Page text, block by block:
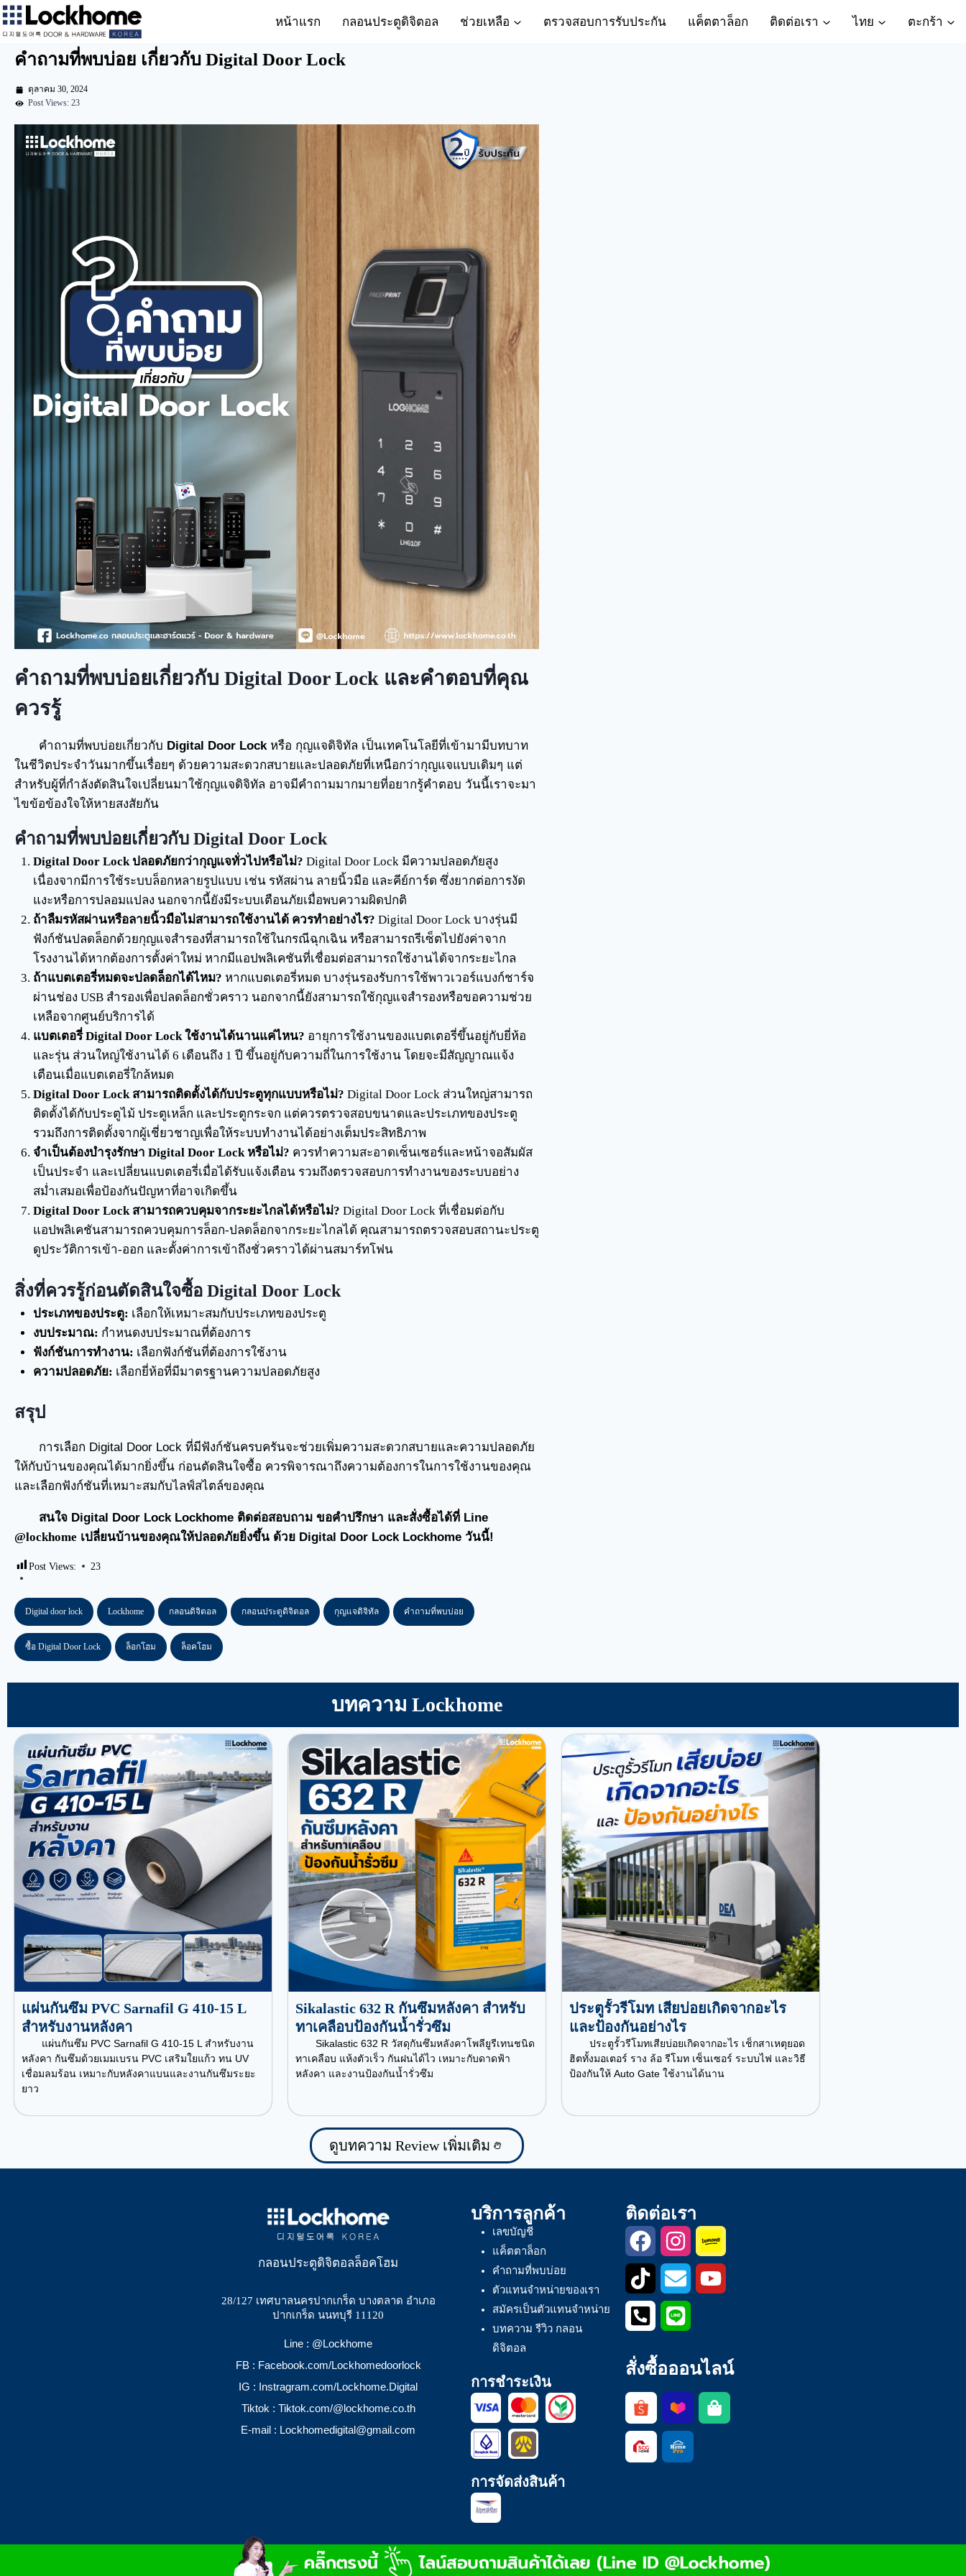
หน้าแรก กลอนประตูดิจิตอล ช่วยเหลือ ตรวจสอบการรับประกัน แค็ตตาล็อก ติดต่อเรา ไทย ตะกร้า
คำถามที่พบบ่อย เกี่ยวกับ Digital Door Lock
ตุลาคม 30, 2024
Post Views: 23
คำถามที่พบบ่อยเกี่ยวกับ Digital Door Lock และคำตอบที่คุณ
ควรรู้
คำถามที่พบบ่อยเกี่ยวกับ Digital Door Lockหรือ กุญแจดิจิทัล เป็นเทคโนโลยีที่เข้ามามีบทบาท
ในชีวิตประจำวันมากขึ้นเรื่อยๆ ด้วยความสะดวกสบายและปลอดภัยที่เหนือกว่ากุญแจแบบเดิมๆ แต่
สำหรับผู้ที่กำลังตัดสินใจเปลี่ยนมาใช้กุญแจดิจิทัล อาจมีคำถามมากมายที่อยากรู้คำตอบ วันนี้เราจะมา
ไขข้อข้องใจให้หายสงสัยกัน
คำถามที่พบบ่อยเกี่ยวกับ Digital Door Lock
Digital Door Lock ปลอดภัยกว่ากุญแจทั่วไปหรือไม่? Digital Door Lock มีความปลอดภัยสูง
เนื่องจากมีการใช้ระบบล็อกหลายรูปแบบ เช่น รหัสผ่าน ลายนิ้วมือ และคีย์การ์ด ซึ่งยากต่อการงัด
แงะหรือการปลอมแปลง นอกจากนี้ยังมีระบบเตือนภัยเมื่อพบความผิดปกติ
ถ้าลืมรหัสผ่านหรือลายนิ้วมือไม่สามารถใช้งานได้ ควรทำอย่างไร? Digital Door Lock บางรุ่นมี
ฟังก์ชันปลดล็อกด้วยกุญแจสำรองที่สามารถใช้ในกรณีฉุกเฉิน หรือสามารถรีเซ็ตไปยังค่าจาก
โรงงานได้หากต้องการตั้งค่าใหม่ หากมีแอปพลิเคชันที่เชื่อมต่อสามารถใช้งานได้จากระยะไกล
ถ้าแบตเตอรี่หมดจะปลดล็อกได้ไหม? หากแบตเตอรี่หมด บางรุ่นรองรับการใช้พาวเวอร์แบงก์ชาร์จ
ผ่านช่อง USB สำรองเพื่อปลดล็อกชั่วคราว นอกจากนี้ยังสามารถใช้กุญแจสำรองหรือขอความช่วย
เหลือจากศูนย์บริการได้
แบตเตอรี่ Digital Door Lock ใช้งานได้นานแค่ไหน? อายุการใช้งานของแบตเตอรี่ขึ้นอยู่กับยี่ห้อ
และรุ่น ส่วนใหญ่ใช้งานได้ 6 เดือนถึง 1 ปี ขึ้นอยู่กับความถี่ในการใช้งาน โดยจะมีสัญญาณแจ้ง
เตือนเมื่อแบตเตอรี่ใกล้หมด
Digital Door Lock สามารถติดตั้งได้กับประตูทุกแบบหรือไม่? Digital Door Lock ส่วนใหญ่สามารถ
ติดตั้งได้กับประตูไม้ ประตูเหล็ก และประตูกระจก แต่ควรตรวจสอบขนาดและประเภทของประตู
รวมถึงการติดตั้งจากผู้เชี่ยวชาญเพื่อให้ระบบทำงานได้อย่างเต็มประสิทธิภาพ
จำเป็นต้องบำรุงรักษา Digital Door Lock หรือไม่? ควรทำความสะอาดเซ็นเซอร์และหน้าจอสัมผัส
เป็นประจำ และเปลี่ยนแบตเตอรี่เมื่อได้รับแจ้งเตือน รวมถึงตรวจสอบการทำงานของระบบอย่าง
สม่ำเสมอเพื่อป้องกันปัญหาที่อาจเกิดขึ้น
Digital Door Lock สามารถควบคุมจากระยะไกลได้หรือไม่? Digital Door Lock ที่เชื่อมต่อกับ
แอปพลิเคชันสามารถควบคุมการล็อก-ปลดล็อกจากระยะไกลได้ คุณสามารถตรวจสอบสถานะประตู
ดูประวัติการเข้า-ออก และตั้งค่าการเข้าถึงชั่วคราวได้ผ่านสมาร์ทโฟน
สิ่งที่ควรรู้ก่อนตัดสินใจซื้อ Digital Door Lock
ประเภทของประตู: เลือกให้เหมาะสมกับประเภทของประตู
งบประมาณ: กำหนดงบประมาณที่ต้องการ
ฟังก์ชันการทำงาน: เลือกฟังก์ชันที่ต้องการใช้งาน
ความปลอดภัย: เลือกยี่ห้อที่มีมาตรฐานความปลอดภัยสูง
สรุป
การเลือก Digital Door Lock ที่มีฟังก์ชันครบครันจะช่วยเพิ่มความสะดวกสบายและความปลอดภัย
ให้กับบ้านของคุณได้มากยิ่งขึ้น ก่อนตัดสินใจซื้อ ควรพิจารณาถึงความต้องการในการใช้งานของคุณ
และเลือกฟังก์ชันที่เหมาะสมกับไลฟ์สไตล์ของคุณ
สนใจ Digital Door Lock Lockhome ติดต่อสอบถาม ขอคำปรึกษา และสั่งซื้อได้ที่ Line
@lockhome เปลี่ยนบ้านของคุณให้ปลอดภัยยิ่งขึ้น ด้วย Digital Door Lock Lockhome วันนี้!
Post Views: 23
Digital door lock Lockhome กลอนดิจิตอล กลอนประตูดิจิตอล กุญแจดิจิทัล คำถามที่พบบ่อย
ซื้อ Digital Door Lock ล็อกโฮม ล็อคโฮม
บทความ Lockhome
แผ่นกันซึม PVC Sarnafil G 410-15 L
สำหรับงานหลังคา
แผ่นกันซึม PVC Sarnafil G 410-15 L สำหรับงาน
หลังคา กันซึมด้วยเมมเบรน PVC เสริมใยแก้ว ทน UV
เชื่อมลมร้อน เหมาะกับหลังคาแบนและงานกันซึมระยะ
ยาว
Sikalastic 632 R กันซึมหลังคา สำหรับ
ทาเคลือบป้องกันน้ำรั่วซึม
Sikalastic 632 R วัสดุกันซึมหลังคาโพลียูรีเทนชนิด
ทาเคลือบ แห้งตัวเร็ว กันฝนได้ไว เหมาะกับดาดฟ้า
หลังคา และงานป้องกันน้ำรั่วซึม
ประตูรั้วรีโมท เสียบ่อยเกิดจากอะไร
และป้องกันอย่างไร
ประตูรั้วรีโมทเสียบ่อยเกิดจากอะไร เช็กสาเหตุยอด
ฮิตทั้งมอเตอร์ ราง ล้อ รีโมท เซ็นเซอร์ ระบบไฟ และวิธี
ป้องกันให้ Auto Gate ใช้งานได้นาน
ดูบทความ Review เพิ่มเติม
กลอนประตูดิจิตอลล็อคโฮม
28/127 เทศบาลนครปากเกร็ด บางตลาด อำเภอ
ปากเกร็ด นนทบุรี 11120
Line : @Lockhome
FB : Facebook.com/Lockhomedoorlock
IG : Instragram.com/Lockhome.Digital
Tiktok : Tiktok.com/@lockhome.co.th
E-mail : Lockhomedigital@gmail.com
บริการลูกค้า
เลขบัญชี
แค็ตตาล็อก
คำถามที่พบบ่อย
ตัวแทนจำหน่ายของเรา
สมัครเป็นตัวแทนจำหน่าย
บทความ รีวิว กลอน
ดิจิตอล
การชำระเงิน
การจัดส่งสินค้า
ติดต่อเรา
สั่งซื้อออนไลน์